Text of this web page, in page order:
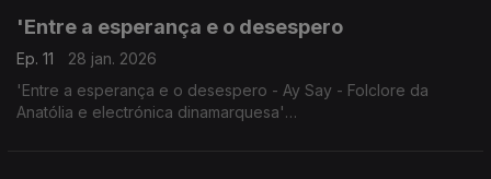
'Entre a esperança e o desespero
Ep. 11
28 jan. 2026
'Entre a esperança e o desespero - Ay Say - Folclore da
Anatólia e electrónica dinamarquesa'